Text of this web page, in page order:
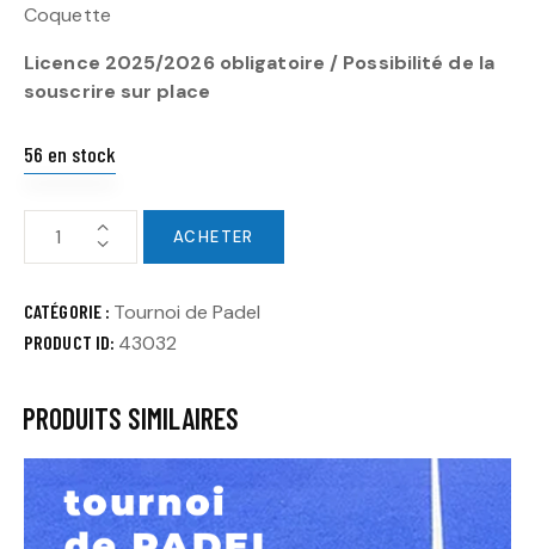
Coquette
Licence 2025/2026 obligatoire / Possibilité de la
souscrire sur place
56 en stock
ACHETER
CATÉGORIE : Tournoi de Padel
PRODUCT ID: 43032
PRODUITS SIMILAIRES